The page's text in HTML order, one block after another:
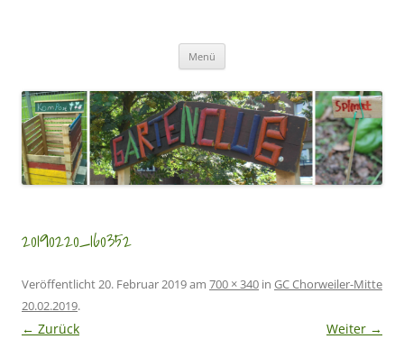
Menü
20190220_160352
Veröffentlicht20. Februar 2019am 700 × 340 in GC Chorweiler-Mitte
20.02.2019.
← Zurück Weiter →